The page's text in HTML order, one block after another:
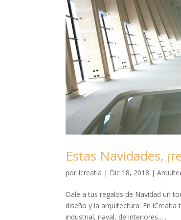
Estas Navidades,
por Icreatia | Dic 18, 2018 |
Dale a tus regalos de Navidad un
diseño y la arquitectura. En
industrial, naval, de interiores…...